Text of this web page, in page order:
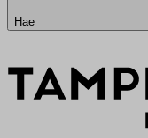
Hae